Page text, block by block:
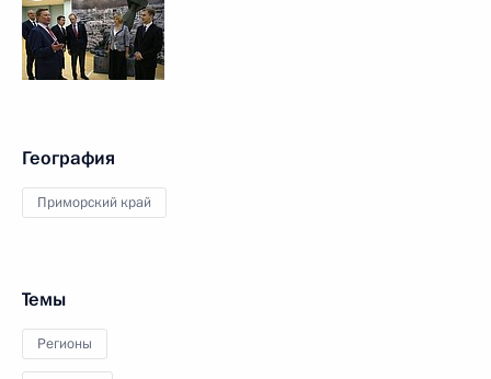
География
Приморский край
Темы
Регионы